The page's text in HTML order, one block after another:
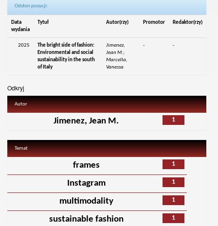
Odsłon pozycji:
Data
wydania
Tytuł Autor(rzy) Promotor Redaktor(rzy)
2025
The bright side of fashion:
Environmental and social
sustainability in the south
of Italy
Jimenez,
Jean M.;
Marcella,
Vanessa
- -
Odkryj
Autor
1
Jimenez, Jean M.
Temat
1
frames
1
Instagram
1
multimodality
1
sustainable fashion